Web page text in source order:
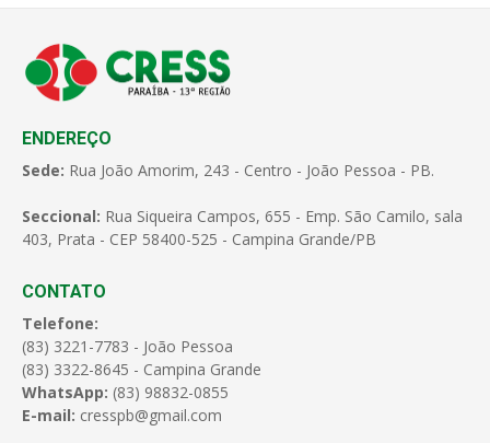
ENDEREÇO
Sede: Rua João Amorim, 243 - Centro - João Pessoa - PB.
Seccional: Rua Siqueira Campos, 655 - Emp. São Camilo, sala
403, Prata - CEP 58400-525 - Campina Grande/PB
CONTATO
Telefone:
(83) 3221-7783 - João Pessoa
(83) 3322-8645 - Campina Grande
WhatsApp: (83) 98832-0855
E-mail: cresspb@gmail.com